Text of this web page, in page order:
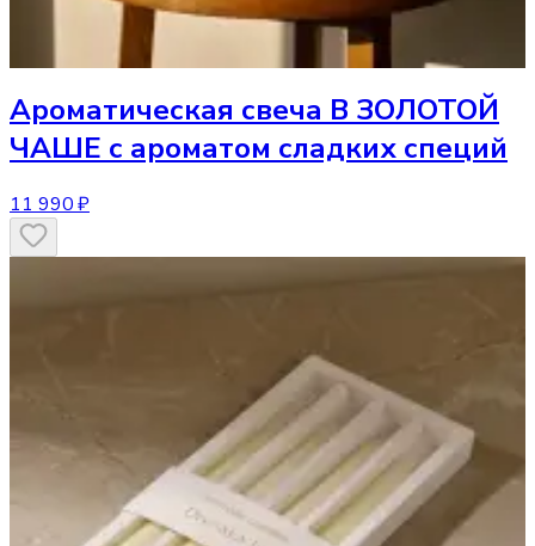
Ароматическая свеча В ЗОЛОТОЙ
ЧАШЕ с ароматом сладких специй
11 990 ₽